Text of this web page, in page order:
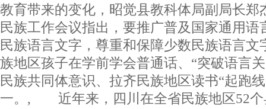
教育带来的变化，昭觉县教科体局副局
民族工作会议指出，要推广普及国家通用语
民族语言文字，尊重和保障少数民族语言文
族地区孩子在学前学会普通话、“突破语言
民族共同体意识、拉齐民族地区读书“起跑
一。, 近年来，四川在全省民族地区52个